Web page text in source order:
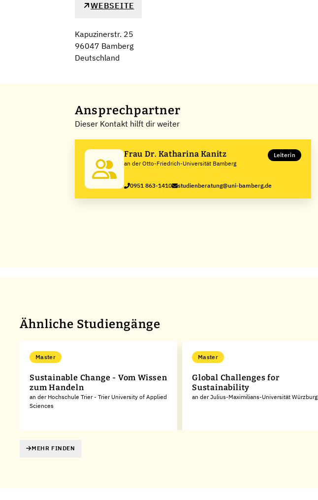
WEBSEITE
Kapuzinerstr. 25
96047 Bamberg
Deutschland
Ansprechpartner
Dieser Kontakt hilft dir weiter
Frau Dr. Katharina Kanitz
an der Otto-Friedrich-Universität Bamberg
Leiterin
0951 863-1410 studienberatung@uni-bamberg.de
Ähnliche Studiengänge
Master
Sustainable Change - Vom Wissen
zum Handeln
an der Hochschule Trier - Trier University of Applied
Sciences
Master
Global Challenges for
Sustainability
an der Julius-Maximilians-Universität Würzburg
MEHR FINDEN